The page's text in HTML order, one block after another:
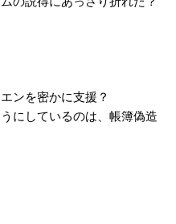
ンを密かに支援？
にしているのは、帳簿偽造